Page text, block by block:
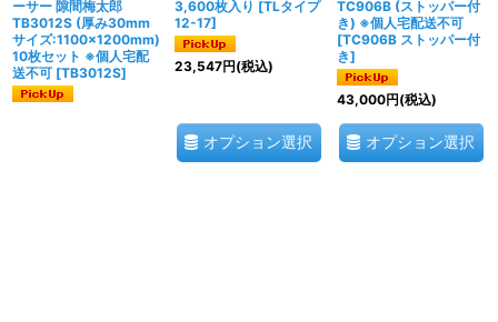
ーサー 隙間梅太郎
TB3012S (厚み30mm
サイズ:1100×1200mm)
10枚セット ※個人宅配
送不可 [TB3012S]
3,600枚入り [TLタイプ
12-17]
23,547円(税込)
オプション選択
TC906B (ストッパー付
き) ※個人宅配送不可
[TC906B ストッパー付
き]
43,000円(税込)
オプション選択